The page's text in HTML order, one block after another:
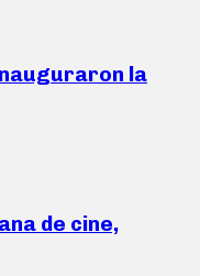
la
de cine,